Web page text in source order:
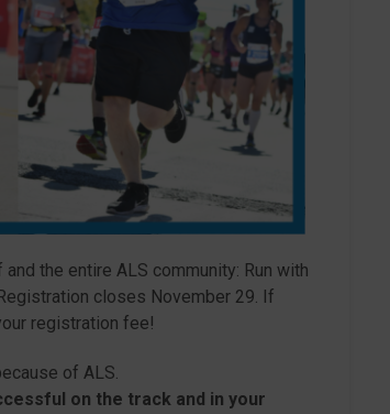
the entire ALS community: Run with
closes November 29. If
registration fee!
of ALS.
on the track and in your